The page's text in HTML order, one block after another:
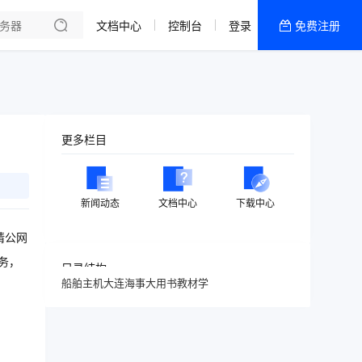
文档中心 控制台 登录 免费注册
公网
更多栏目
新闻动态 文档中心 下载中心
目录结构
船舶主机大连海事大用书教材学